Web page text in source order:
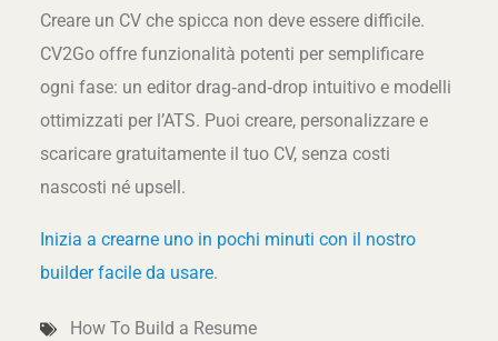
Creare un CV che spicca non deve essere difficile.
CV2Go offre funzionalità potenti per semplificare
ogni fase: un editor drag‑and‑drop intuitivo e modelli
ottimizzati per l’ATS. Puoi creare, personalizzare e
scaricare gratuitamente il tuo CV, senza costi
nascosti né upsell.
Inizia a crearne uno in pochi minuti con il nostro
builder facile da usare.
How To Build a Resume